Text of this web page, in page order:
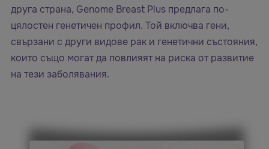
друга страна, Genome Breast Plus предлага по-
цялостен генетичен профил. Той включва гени,
свързани с други видове рак и генетични състояния,
които също могат да повлияят на риска от развитие
на тези заболявания.